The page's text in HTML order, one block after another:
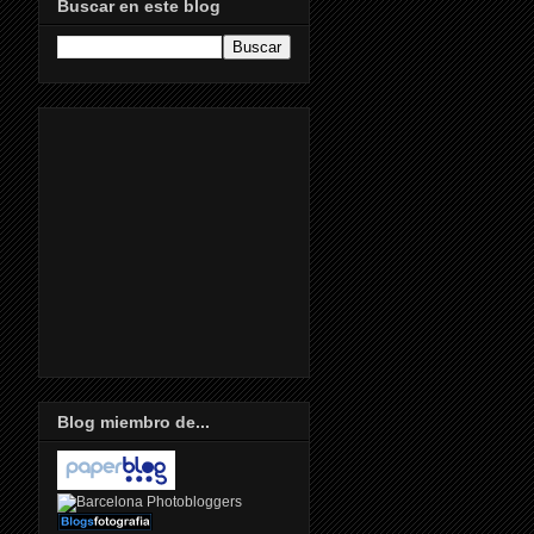
Buscar en este blog
Blog miembro de...